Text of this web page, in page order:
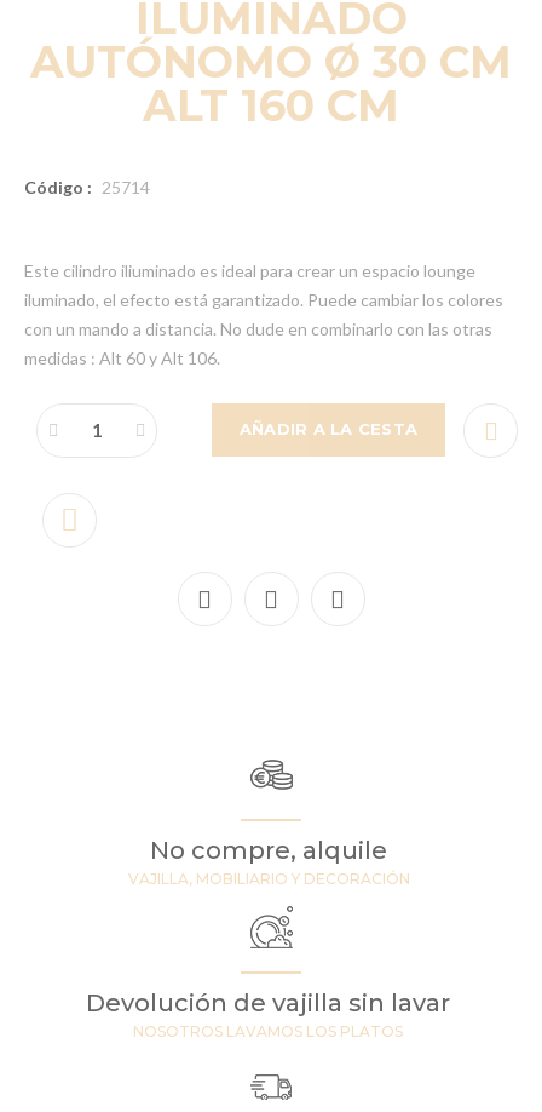
ILUMINADO
AUTÓNOMO Ø 30 CM
ALT 160 CM
Código : 25714
Este cilindro iliuminado es ideal para crear un espacio lounge
iluminado, el efecto está garantizado. Puede cambiar los colores
con un mando a distancia. No dude en combinarlo con las otras
medidas : Alt 60 y Alt 106.
AÑADIR A LA CESTA
No compre, alquile
VAJILLA, MOBILIARIO Y DECORACIÓN
Devolución de vajilla sin lavar
NOSOTROS LAVAMOS LOS PLATOS